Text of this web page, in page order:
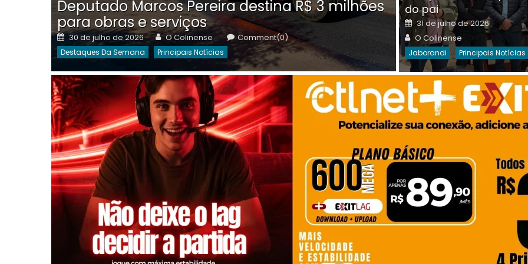
Deputado Marcos Pereira destina R$ 3 milhões
para obras e serviços
Posted
on
30 de julho de 2026 Author
O Colinense Comment(0)
Destaques Da Semana Principais Notícias
on
Destaques Da Semana
do pai
Posted
on
31 de julho de 2026
Author
O Colinense
Jaborandi Principais Notícias